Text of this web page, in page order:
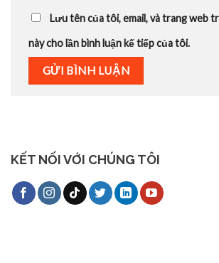
Lưu tên của tôi, email, và trang web
này cho lần bình luận kế tiếp của tôi.
KẾT NỐI VỚI CHÚNG TÔI